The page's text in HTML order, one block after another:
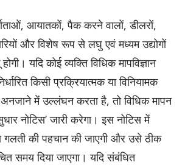
आयातकों, पैक करने वालों, डीलरों,
और विशेष रूप से लघु एवं मध्यम उद्योगों
यदि कोई व्यक्ति विधिक मापविज्ञान
किसी प्रक्रियात्मक या विनियामक
अनजाने में उल्लंघन करता है, तो विधिक मापन
नोटिस’ जारी करेगा। इस नोटिस में
गलती की पहचान की जाएगी और उसे ठीक
समय दिया जाएगा। यदि संबंधित